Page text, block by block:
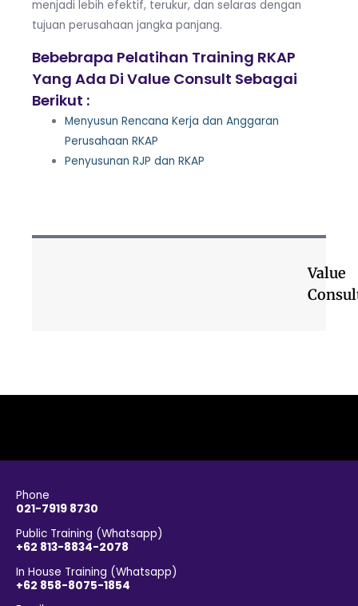
menjadi lebih efektif, terukur, dan selaras dengan
tujuan perusahaan jangka panjang.
Bebebrapa Pelatihan Training RKAP
Yang Ada Di Value Consult Sebagai
Berikut :
Menyusun Rencana Kerja dan Anggaran
Perusahaan RKAP
Penyusunan RJP dan RKAP
Value
Phone
021-7919 8730
Public Training (Whatsapp)
+62 813-8834-2078
In House Training (Whatsapp)
+62 858-8075-1854